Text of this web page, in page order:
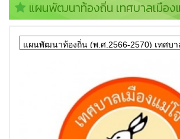
แผนพัฒนาท้องถิ่น เทศบาลเมือง